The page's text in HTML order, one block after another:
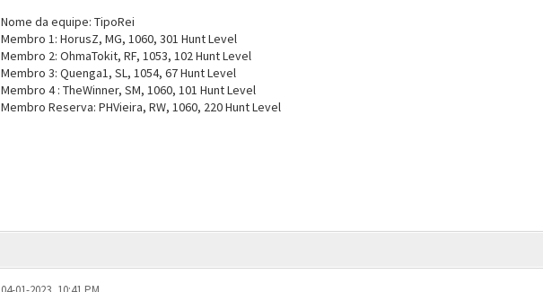
Nome da equipe: TipoRei
Membro 1: HorusZ, MG, 1060, 301 Hunt Level
Membro 2: OhmaTokit, RF, 1053, 102 Hunt Level
Membro 3: Quenga1, SL, 1054, 67 Hunt Level
Membro 4 : TheWinner, SM, 1060, 101 Hunt Level
Membro Reserva: PHVieira, RW, 1060, 220 Hunt Level